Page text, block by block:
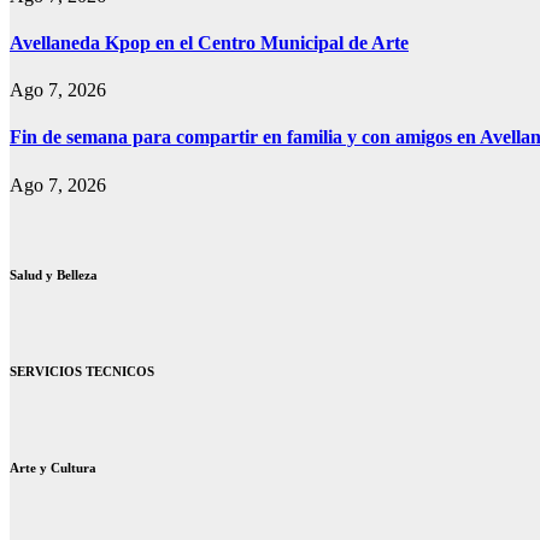
Avellaneda Kpop en el Centro Municipal de Arte
Ago 7, 2026
Fin de semana para compartir en familia y con amigos en
Ago 7, 2026
Salud y Belleza
SERVICIOS TECNICOS
Arte y Cultura